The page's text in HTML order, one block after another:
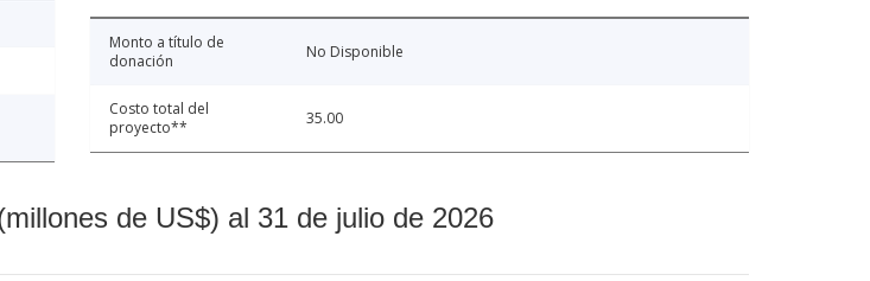
Monto a título de
donación
No Disponible
Costo total del
proyecto**
35.00
de US$) al 31 de julio de 2026